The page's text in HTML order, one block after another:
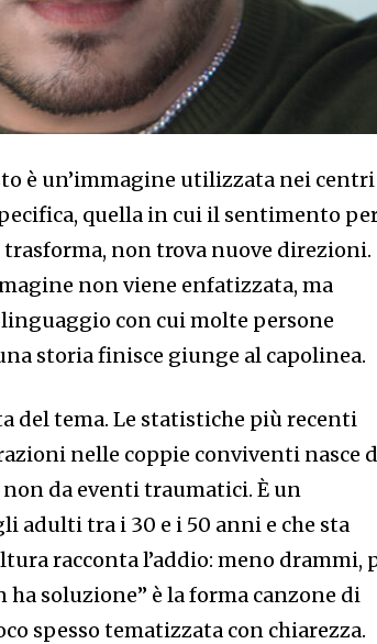
è un’immagine utilizzata nei
quella in cui il sentimento
trasforma, non trova nuove direzioni.
non viene enfatizzata, ma
con cui molte persone
storia finisce giunge al capolinea.
del tema. Le statistiche più recenti
nelle coppie conviventi nasce
da eventi traumatici. È un
adulti tra i 30 e i 50 anni e che sta
racconta l’addio: meno drammi,
ha soluzione” è la forma canzone di
spesso tematizzata con chiarezza.